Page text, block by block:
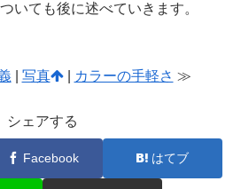
いても後に述べていきます。
| 写真 | カラーの手軽さ ≫
シェアする
Facebook はてブ